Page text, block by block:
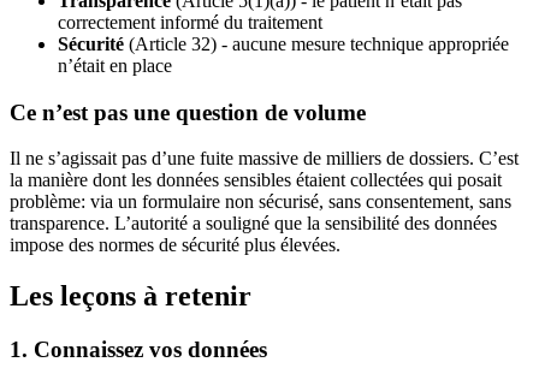
correctement informé du traitement
Sécurité (Article 32) - aucune mesure technique appropriée
n’était en place
Ce n’est pas une question de volume
Il ne s’agissait pas d’une fuite massive de milliers de dossiers. C’est
la manière dont les données sensibles étaient collectées qui posait
problème: via un formulaire non sécurisé, sans consentement, sans
transparence. L’autorité a souligné que la sensibilité des données
impose des normes de sécurité plus élevées.
Les leçons à retenir
1. Connaissez vos données